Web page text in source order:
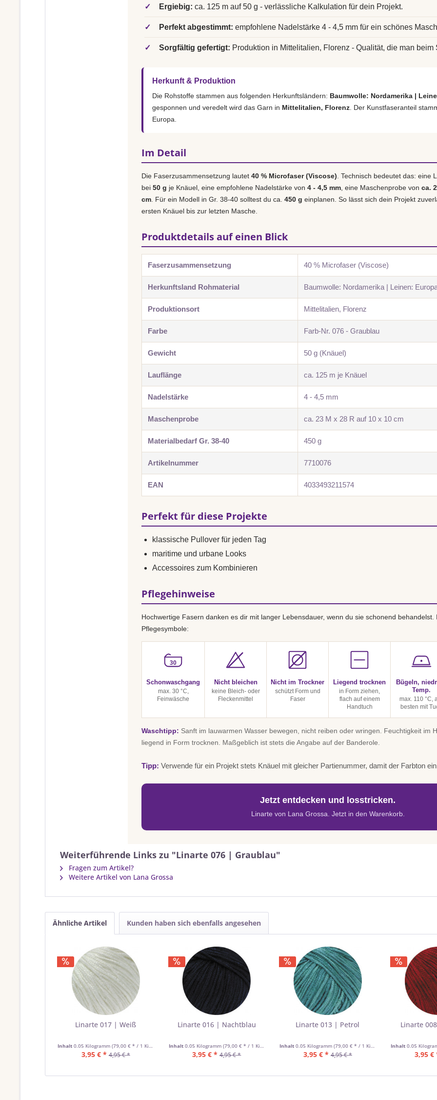
✓ Ergiebig: ca. 125 m auf 50 g - verlässliche Kalkulation für dein Projekt.
✓ Perfekt abgestimmt: empfohlene Nadelstärke 4 - 4,5 mm für ein schönes
✓ Sorgfältig gefertigt: Produktion in Mittelitalien, Florenz - Qualität, die man beim
Herkunft & Produktion
Die Rohstoffe stammen aus folgenden Herkunftsländern: Baumwolle: Nordamerika |
gesponnen und veredelt wird das Garn in Mittelitalien, Florenz . Der Kunstfaseranteil
Europa.
Im Detail
Die Faserzusammensetzung lautet 40 % Microfaser (Viscose) . Technisch bedeutet das: eine
bei 50 g je Knäuel, eine empfohlene Nadelstärke von 4 - 4,5 mm , eine Maschenprobe von ca.
cm . Für ein Modell in Gr. 38-40 solltest du ca. 450 g einplanen. So lässt sich dein Projekt
ersten Knäuel bis zur letzten Masche.
Produktdetails auf einen Blick
Faserzusammensetzung 40 % Microfaser (Viscose)
Herkunftsland Rohmaterial Baumwolle: Nordamerika | Leinen:
Produktionsort Mittelitalien, Florenz
Farbe Farb-Nr. 076 - Graublau
Gewicht 50 g (Knäuel)
Lauflänge ca. 125 m je Knäuel
Nadelstärke 4 - 4,5 mm
Maschenprobe ca. 23 M x 28 R auf 10 x 10 cm
Materialbedarf Gr. 38-40 450 g
Artikelnummer 7710076
EAN 4033493211574
Perfekt für diese Projekte
klassische Pullover für jeden Tag
maritime und urbane Looks
Accessoires zum Kombinieren
Pflegehinweise
Hochwertige Fasern danken es dir mit langer Lebensdauer, wenn du sie schonend
Pflegesymbole:
30
Schonwaschgang
max. 30 °C,
Feinwäsche
Nicht bleichen
keine Bleich- oder
Fleckenmittel
Nicht im Trockner
schützt Form und
Faser
Liegend trocknen
in Form ziehen,
flach auf einem
Handtuch
Bügeln,
Temp.
max. 110 °C,
besten mit
Waschtipp: Sanft im lauwarmen Wasser bewegen, nicht reiben oder wringen. Feuchtigkeit im
liegend in Form trocknen. Maßgeblich ist stets die Angabe auf der Banderole.
Tipp: Verwende für ein Projekt stets Knäuel mit gleicher Partienummer, damit der Farbton
Jetzt entdecken und losstricken.
Linarte von Lana Grossa. Jetzt in den Warenkorb.
Weiterführende Links zu "Linarte 076 | Graublau"
Fragen zum Artikel?
Weitere Artikel von Lana Grossa
Ähnliche Artikel Kunden haben sich ebenfalls angesehen
Linarte 017 | Weiß
Inhalt 0.05 Kilogramm (79,00 € * / 1 Kilogramm)
3,95 € * 4,95 € *
Linarte 016 | Nachtblau
Inhalt 0.05 Kilogramm (79,00 € * / 1 Kilogramm)
3,95 € * 4,95 € *
Linarte 013 | Petrol
Inhalt0.05 Kilogramm(79,00 € * / 1 Kilogramm)
3,95 € * 4,95 € *
Linarte
Inhalt 0.05
3,95 €